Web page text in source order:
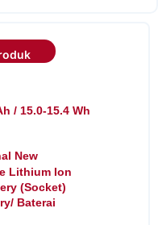
/ 15.0-15.4 Wh
New
Lithium Ion
(Socket)
Baterai